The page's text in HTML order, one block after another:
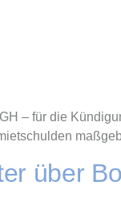
– für die
über